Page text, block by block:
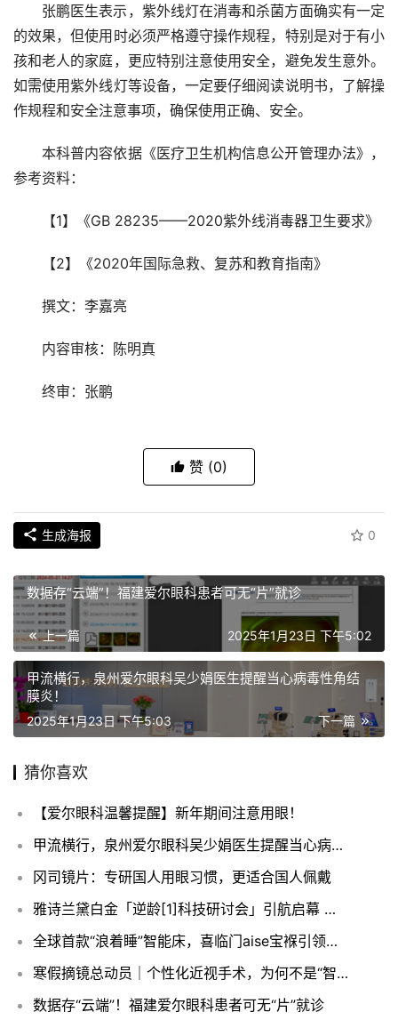
张鹏医生表示，紫外线灯在消毒和杀菌方面确实有一定
的效果，但使用时必须严格遵守操作规程，特别是对于有小
孩和老人的家庭，更应特别注意使用安全，避免发生意外。
如需使用紫外线灯等设备，一定要仔细阅读说明书，了解操
作规程和安全注意事项，确保使用正确、安全。
本科普内容依据《医疗卫生机构信息公开管理办法》，
参考资料：
【1】《GB 28235——2020紫外线消毒器卫生要求》
【2】《2020年国际急救、复苏和教育指南》
撰文：李嘉亮
内容审核：陈明真
终审：张鹏
赞 (0)
生成海报 0
数据存“云端”！福建爱尔眼科患者可无“片”就诊
上一篇 2025年1月23日 下午5:02
甲流横行，泉州爱尔眼科吴少娟医生提醒当心病毒性角结
膜炎！
下一篇
2025年1月23日 下午5:03
猜你喜欢
【爱尔眼科温馨提醒】新年期间注意用眼！
甲流横行，泉州爱尔眼科吴少娟医生提醒当心病毒性角结膜炎！
冈司镜片：专研国人用眼习惯，更适合国人佩戴
雅诗兰黛白金「逆龄[1]科技研讨会」引航启幕 携手世界顶尖学府 开启肌肤长寿科学新纪元
全球首款“浪着睡”智能床，喜临门aise宝褓引领睡眠革命
寒假摘镜总动员｜个性化近视手术，为何不是“智商税”？
数据存“云端”！福建爱尔眼科患者可无“片”就诊